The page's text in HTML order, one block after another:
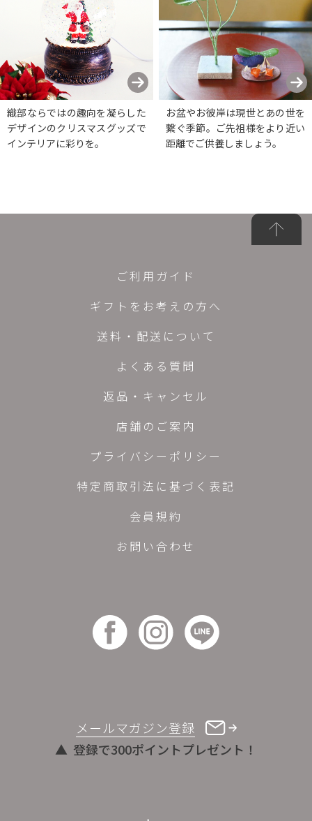
織部ならではの趣向を凝らした
デザインのクリスマスグッズで
インテリアに彩りを。
お盆やお彼岸は現世とあの世を
繋ぐ季節。ご先祖様をより近い
距離でご供養しましょう。
メールマガジン登録
登録で300ポイントプレゼント！
ご利用ガイド
ギフトをお考えの方へ
送料・配送について
よくある質問
返品・キャンセル
店舗のご案内
プライバシーポリシー
特定商取引法に基づく表記
会員規約
お問い合わせ